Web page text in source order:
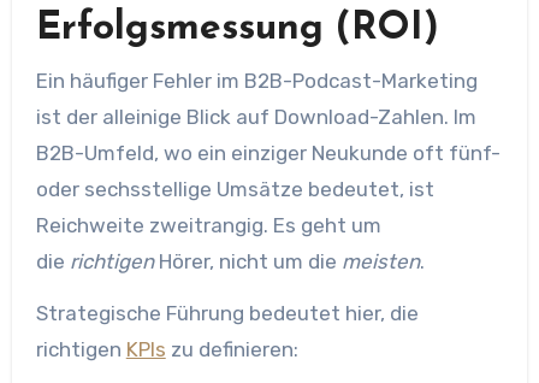
Erfolgsmessung (ROI)
Ein häufiger Fehler im B2B-Podcast-Marketing
ist der alleinige Blick auf Download-Zahlen. Im
B2B-Umfeld, wo ein einziger Neukunde oft fünf-
oder sechsstellige Umsätze bedeutet, ist
Reichweite zweitrangig. Es geht um
die richtigenHörer, nicht um die meisten.
Strategische Führung bedeutet hier, die
richtigen KPIs zu definieren: